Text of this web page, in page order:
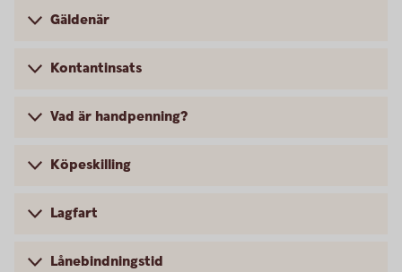
Gäldenär
Kontantinsats
Vad är handpenning?
Köpeskilling
Lagfart
Lånebindningstid